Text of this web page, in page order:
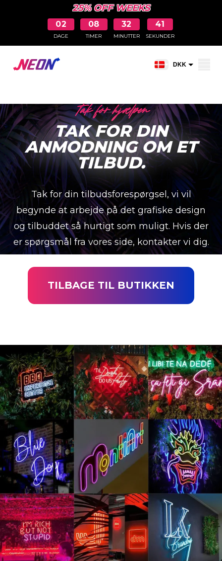
25% OFF WEEKS
02
DAGE
08
TIMER
32
MINUTTER
41
SEKUNDER
Åbn DKK
Tak for hjælpen
TAK FOR DIN
ANMODNING OM ET
TILBUD.
Tak for din tilbudsforespørgsel, vi vil
begynde at arbejde på det grafiske design
og tilbuddet så hurtigt som muligt. Hvis der
er spørgsmål fra vores side, kontakter vi dig.
TILBAGE TIL BUTIKKEN